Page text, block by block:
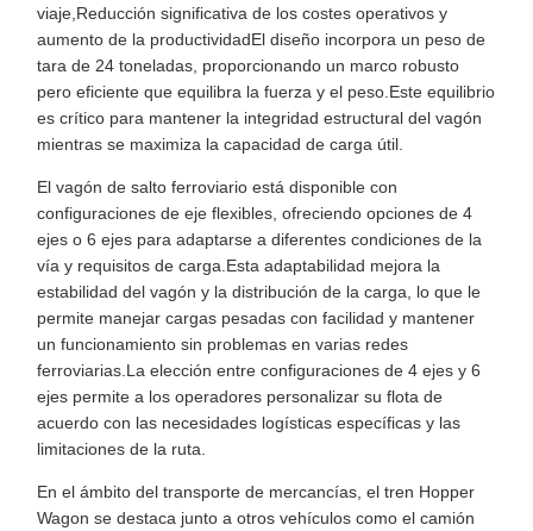
viaje,Reducción significativa de los costes operativos y
aumento de la productividadEl diseño incorpora un peso de
tara de 24 toneladas, proporcionando un marco robusto
pero eficiente que equilibra la fuerza y el peso.Este equilibrio
es crítico para mantener la integridad estructural del vagón
mientras se maximiza la capacidad de carga útil.
El vagón de salto ferroviario está disponible con
configuraciones de eje flexibles, ofreciendo opciones de 4
ejes o 6 ejes para adaptarse a diferentes condiciones de la
vía y requisitos de carga.Esta adaptabilidad mejora la
estabilidad del vagón y la distribución de la carga, lo que le
permite manejar cargas pesadas con facilidad y mantener
un funcionamiento sin problemas en varias redes
ferroviarias.La elección entre configuraciones de 4 ejes y 6
ejes permite a los operadores personalizar su flota de
acuerdo con las necesidades logísticas específicas y las
limitaciones de la ruta.
En el ámbito del transporte de mercancías, el tren Hopper
Wagon se destaca junto a otros vehículos como el camión